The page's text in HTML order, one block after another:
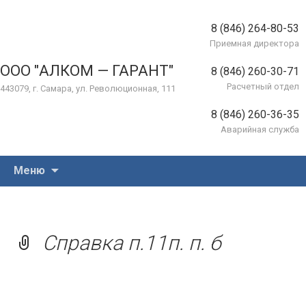
ООО "АЛКОМ — ГАРАНТ"
443079, г. Самара, ул. Революционная, 111
8 (846) 264-80-53
Приемная директора
8 (846) 260-30-71
Расчетный отдел
8 (846) 260-36-35
Аварийная служба
Меню
Справка п.11п. п. б